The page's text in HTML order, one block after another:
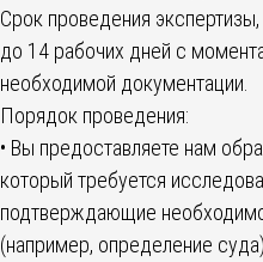
Срок проведения
до 14 рабочих дней с
необходимой документации.
Порядок проведения:
• Вы предоставляете нам
который требуется
подтверждающие
(например, определение суда).